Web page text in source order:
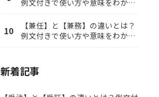
例文付きで使い方や意味をわかり
10
【兼任】と【兼務】の違いとは？
例文付きで使い方や意味をわかり
新着記事